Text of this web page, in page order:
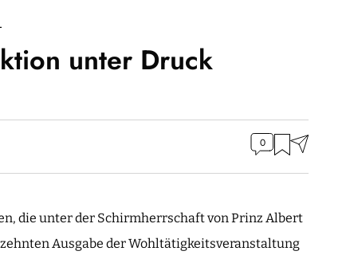
unter Druck
0
die unter der Schirmherrschaft von Prinz Albert
Ausgabe der Wohltätigkeitsveranstaltung